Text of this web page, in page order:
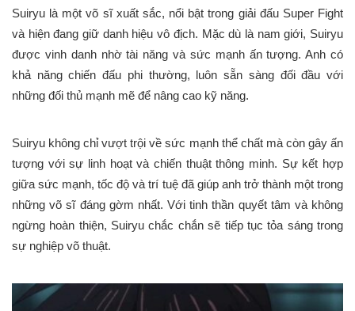
Suiryu là một võ sĩ xuất sắc, nổi bật trong giải đấu Super Fight
và hiện đang giữ danh hiệu vô địch. Mặc dù là nam giới, Suiryu
được vinh danh nhờ tài năng và sức mạnh ấn tượng. Anh có
khả năng chiến đấu phi thường, luôn sẵn sàng đối đầu với
những đối thủ mạnh mẽ để nâng cao kỹ năng.
Suiryu không chỉ vượt trội về sức mạnh thể chất mà còn gây ấn
tượng với sự linh hoạt và chiến thuật thông minh. Sự kết hợp
giữa sức mạnh, tốc độ và trí tuệ đã giúp anh trở thành một trong
những võ sĩ đáng gờm nhất. Với tinh thần quyết tâm và không
ngừng hoàn thiện, Suiryu chắc chắn sẽ tiếp tục tỏa sáng trong
sự nghiệp võ thuật.